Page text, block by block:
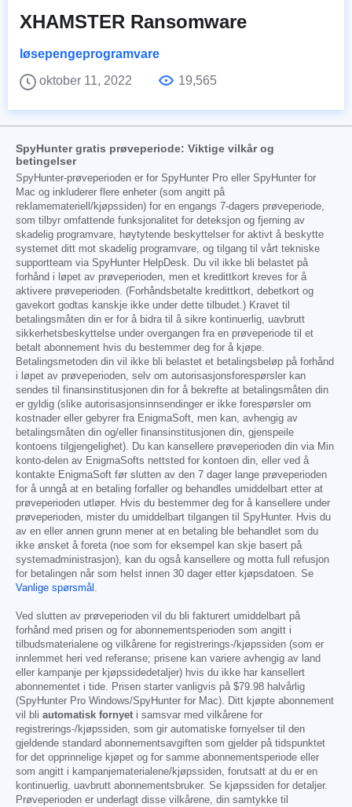
XHAMSTER Ransomware
løsepengeprogramvare
oktober 11, 2022
19,565
SpyHunter gratis prøveperiode: Viktige vilkår og
betingelser
SpyHunter-prøveperioden er for SpyHunter Pro eller SpyHunter for
Mac og inkluderer flere enheter (som angitt på
reklamemateriell/kjøpssiden) for en engangs 7-dagers prøveperiode,
som tilbyr omfattende funksjonalitet for deteksjon og fjerning av
skadelig programvare, høytytende beskyttelser for aktivt å beskytte
systemet ditt mot skadelig programvare, og tilgang til vårt tekniske
supportteam via SpyHunter HelpDesk. Du vil ikke bli belastet på
forhånd i løpet av prøveperioden, men et kredittkort kreves for å
aktivere prøveperioden. (Forhåndsbetalte kredittkort, debetkort og
gavekort godtas kanskje ikke under dette tilbudet.) Kravet til
betalingsmåten din er for å bidra til å sikre kontinuerlig, uavbrutt
sikkerhetsbeskyttelse under overgangen fra en prøveperiode til et
betalt abonnement hvis du bestemmer deg for å kjøpe.
Betalingsmetoden din vil ikke bli belastet et betalingsbeløp på forhånd
i løpet av prøveperioden, selv om autorisasjonsforespørsler kan
sendes til finansinstitusjonen din for å bekrefte at betalingsmåten din
er gyldig (slike autorisasjonsinnsendinger er ikke forespørsler om
kostnader eller gebyrer fra EnigmaSoft, men kan, avhengig av
betalingsmåten din og/eller finansinstitusjonen din, gjenspeile
kontoens tilgjengelighet). Du kan kansellere prøveperioden din via Min
konto-delen av EnigmaSofts nettsted for kontoen din, eller ved å
kontakte EnigmaSoft før slutten av den 7 dager lange prøveperioden
for å unngå at en betaling forfaller og behandles umiddelbart etter at
prøveperioden utløper. Hvis du bestemmer deg for å kansellere under
prøveperioden, mister du umiddelbart tilgangen til SpyHunter. Hvis du
av en eller annen grunn mener at en betaling ble behandlet som du
ikke ønsket å foreta (noe som for eksempel kan skje basert på
systemadministrasjon), kan du også kansellere og motta full refusjon
for betalingen når som helst innen 30 dager etter kjøpsdatoen. Se
Vanlige spørsmål .
Ved slutten av prøveperioden vil du bli fakturert umiddelbart på
forhånd med prisen og for abonnementsperioden som angitt i
tilbudsmaterialene og vilkårene for registrerings-/kjøpssiden (som er
innlemmet heri ved referanse; prisene kan variere avhengig av land
eller kampanje per kjøpssidedetaljer) hvis du ikke har kansellert
abonnementet i tide. Prisen starter vanligvis på $79.98 halvårlig
(SpyHunter Pro Windows/SpyHunter for Mac). Ditt kjøpte abonnement
vil bli automatisk fornyet i samsvar med vilkårene for
registrerings-/kjøpssiden, som gir automatiske fornyelser til den
gjeldende standard abonnementsavgiften som gjelder på tidspunktet
for det opprinnelige kjøpet og for samme abonnementsperiode eller
som angitt i kampanjematerialene/kjøpssiden, forutsatt at du er en
kontinuerlig, uavbrutt abonnementsbruker. Se kjøpssiden for detaljer.
Prøveperioden er underlagt disse vilkårene, din samtykke til